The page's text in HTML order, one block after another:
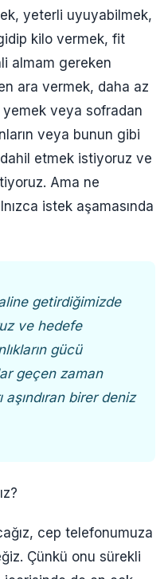
yeterli uyuyabilmek,
kilo vermek, fit
almam gereken
ara vermek, daha az
veya sofradan
veya bunun gibi
etmek istiyoruz ve
Ama ne
istek aşamasında
getirdiğimizde
ve hedefe
gücü
geçen zaman
birer deniz
cep telefonumuza
Çünkü onu sürekli